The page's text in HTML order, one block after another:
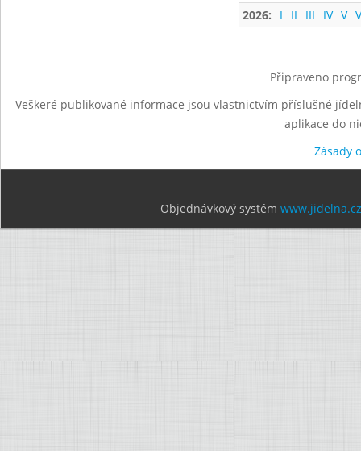
2026:
I II III IV V
Připraveno
Veškeré publikované informace jsou vlastnictvím příslušné
aplikace do
Zásady
Objednávkový systém www.jidelna.cz